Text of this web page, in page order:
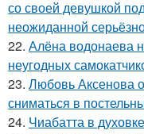
со своей девушкой
неожиданной
22. Алёна водонаева
неугодных
23. Любовь Аксенова
сниматься в
24. Чиабатта в